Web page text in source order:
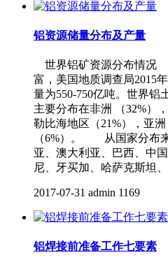
铝资源储量分布及产量
世界铝矿资源分布情
富，美国地质调查局2015
量为550-750亿吨。世界铝
主要分布在非洲 （32%）
勒比海地区（21%），亚
（6%）。 从国家分布
亚、澳大利亚、巴西、中
尼、牙买加、哈萨克斯坦
2017-07-31 admin 1169
铝焊接前准备工作七要素